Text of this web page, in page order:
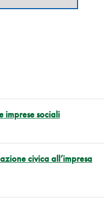
imprese sociali
civica all’impresa